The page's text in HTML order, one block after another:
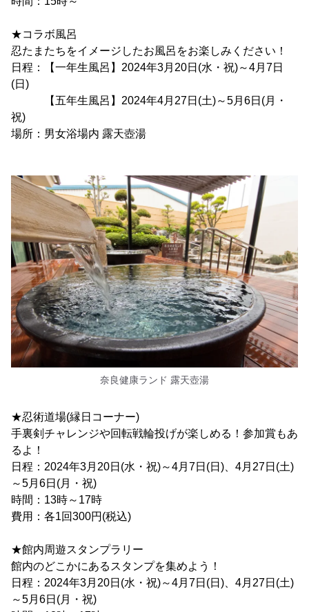
★コラボ風呂
忍たまたちをイメージしたお風呂をお楽しみください！
日程：【一年生風呂】2024年3月20日(水・祝)～4月7日
(日)
【五年生風呂】2024年4月27日(土)～5月6日(月・
祝)
場所：男女浴場内 露天壺湯
奈良健康ランド 露天壺湯
★忍術道場(縁日コーナー)
手裏剣チャレンジや回転戦輪投げが楽しめる！参加賞もあ
るよ！
日程：2024年3月20日(水・祝)～4月7日(日)、4月27日(土)
～5月6日(月・祝)
時間：13時～17時
費用：各1回300円(税込)
★館内周遊スタンプラリー
館内のどこかにあるスタンプを集めよう！
日程：2024年3月20日(水・祝)～4月7日(日)、4月27日(土)
～5月6日(月・祝)